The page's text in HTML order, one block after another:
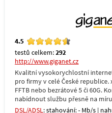
4.5
testů celkem:292
http://www.giganet.cz
Kvalitní vysokorychlostní
pro firmy v celé České republice.
FFTB nebo bezrátové 5 či 60G.
nabídnout službu přesně na
DSL/ADSL: stahování: - Mb/s |